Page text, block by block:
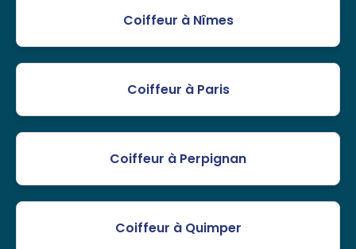
Coiffeur à Nîmes
Coiffeur à Paris
Coiffeur à Perpignan
Coiffeur à Quimper